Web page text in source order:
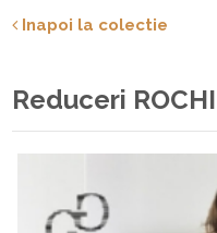
Inapoi la colectie
Reduceri